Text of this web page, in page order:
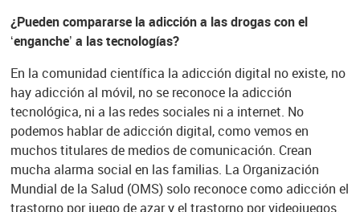
¿Pueden compararse la adicción a las drogas con el
‘enganche’ a las tecnologías?
En la comunidad científica la adicción digital no existe, no
hay adicción al móvil, no se reconoce la adicción
tecnológica, ni a las redes sociales ni a internet. No
podemos hablar de adicción digital, como vemos en
muchos titulares de medios de comunicación. Crean
mucha alarma social en las familias. La Organización
Mundial de la Salud (OMS) solo reconoce como adicción el
trastorno por juego de azar y el trastorno por videojuegos.